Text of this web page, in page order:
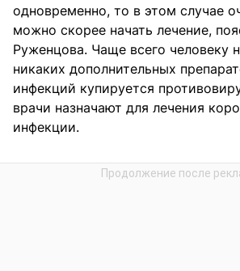
одновременно, то в этом случае
можно скорее начать лечение,
Руженцова. Чаще всего человеку
никаких дополнительных
инфекций купируется
врачи назначают для лечения
инфекции.